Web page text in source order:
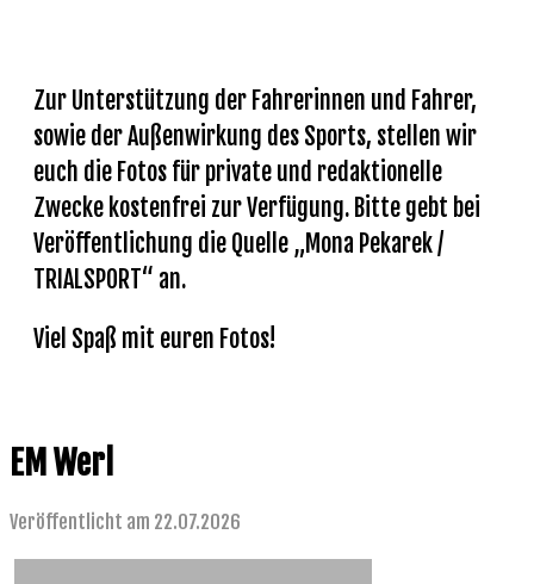
Zur Unterstützung der Fahrerinnen und Fahrer,
sowie der Außenwirkung des Sports, stellen wir
euch die Fotos für private und redaktionelle
Zwecke kostenfrei zur Verfügung. Bitte gebt bei
Veröffentlichung die Quelle „Mona Pekarek /
TRIALSPORT“ an.
Viel Spaß mit euren Fotos!
EM Werl
Veröffentlicht am 22.07.2026